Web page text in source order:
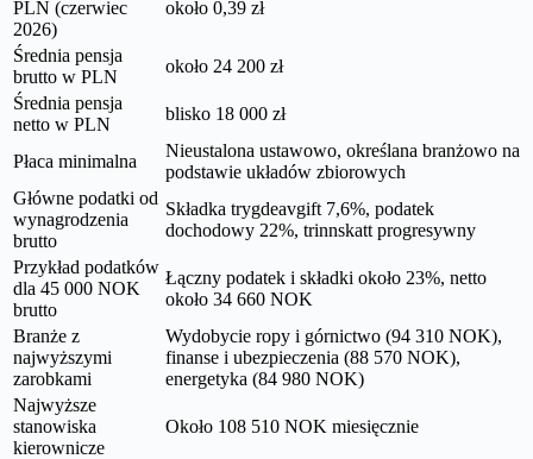
PLN (czerwiec
2026)
około 0,39 zł
Średnia pensja
brutto w PLN
około 24 200 zł
Średnia pensja
netto w PLN
blisko 18 000 zł
Płaca minimalna
Nieustalona ustawowo, określana branżowo na
podstawie układów zbiorowych
Główne podatki od
wynagrodzenia
brutto
Składka trygdeavgift 7,6%, podatek
dochodowy 22%, trinnskatt progresywny
Przykład podatków
dla 45 000 NOK
brutto
Łączny podatek i składki około 23%, netto
około 34 660 NOK
Branże z
najwyższymi
zarobkami
Wydobycie ropy i górnictwo (94 310 NOK),
finanse i ubezpieczenia (88 570 NOK),
energetyka (84 980 NOK)
Najwyższe
stanowiska
kierownicze
Około 108 510 NOK miesięcznie